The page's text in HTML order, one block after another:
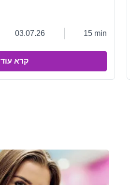
03.07.26 15 min
קרא עוד